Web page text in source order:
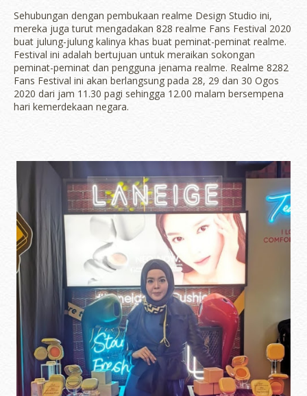
Sehubungan dengan pembukaan realme Design Studio ini,
mereka juga turut mengadakan 828 realme Fans Festival 2020
buat julung-julung kalinya khas buat peminat-peminat realme.
Festival ini adalah bertujuan untuk meraikan sokongan
peminat-peminat dan pengguna jenama realme. Realme 8282
Fans Festival ini akan berlangsung pada 28, 29 dan 30 Ogos
2020 dari jam 11.30 pagi sehingga 12.00 malam bersempena
hari kemerdekaan negara.